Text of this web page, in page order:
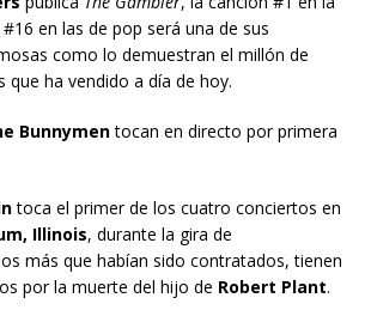
en las de pop será una de sus
como lo demuestran el millón de
que ha vendido a día de hoy.
Bunnymentocan en directo por primera
toca el primer de los cuatro conciertos en
Illinois, durante la gira de
más que habían sido contratados, tienen
por la muerte del hijo de Robert Plant.